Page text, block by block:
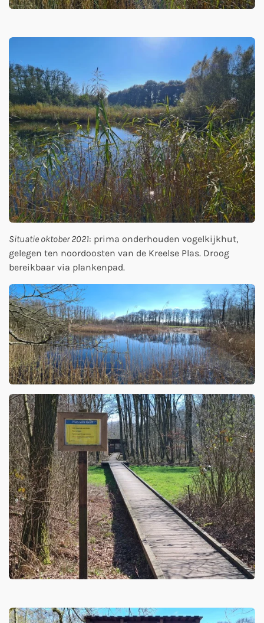
Situatie oktober 2021: prima onderhouden vogelkijkhut,
gelegen ten noordoosten van de Kreelse Plas. Droog
bereikbaar via plankenpad.